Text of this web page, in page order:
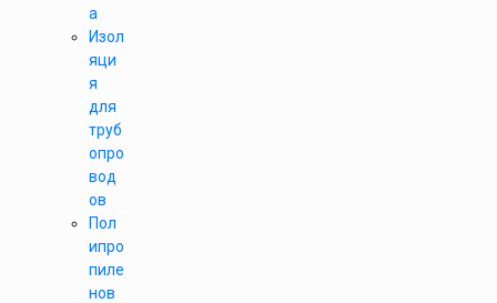
а
Изол
яци
я
для
труб
опро
вод
ов
Пол
ипро
пиле
нов